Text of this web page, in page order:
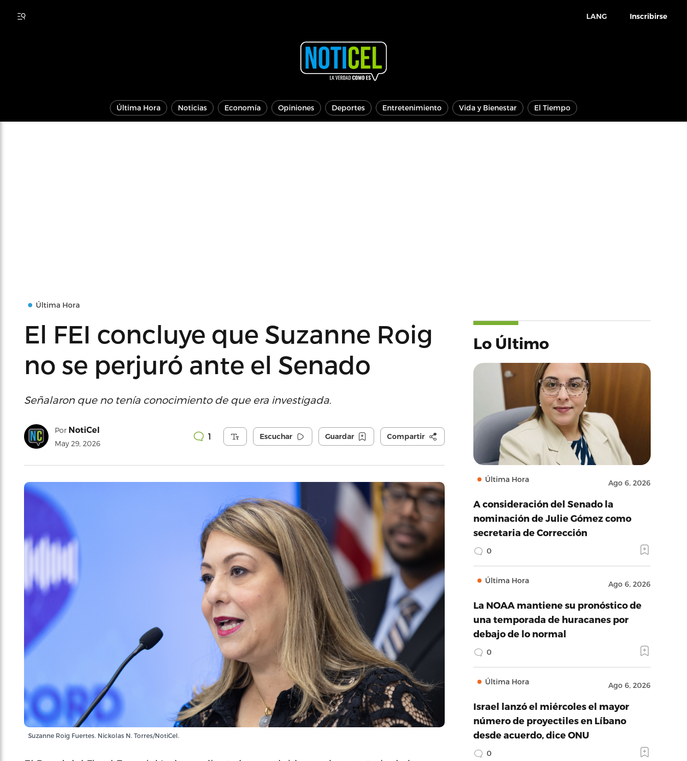
LANG Inscribirse
Última Hora Noticias Economía Opiniones Deportes Entretenimiento Vida y Bienestar El Tiempo
Última Hora
El FEI concluye que Suzanne Roig
no se perjuró ante el Senado
Señalaron que no tenía conocimiento de que era investigada.
Por NotiCel
May 29, 2026
1 Escuchar Guardar Compartir
Suzanne Roig Fuertes. Nickolas N. Torres/NotiCel.
Lo Último
Última Hora Ago 6, 2026
A consideración del Senado la
nominación de Julie Gómez como
secretaria de Corrección
0
Última Hora Ago 6, 2026
La NOAA mantiene su pronóstico de
una temporada de huracanes por
debajo de lo normal
0
Última Hora Ago 6, 2026
Israel lanzó el miércoles el mayor
número de proyectiles en Líbano
desde acuerdo, dice ONU
0